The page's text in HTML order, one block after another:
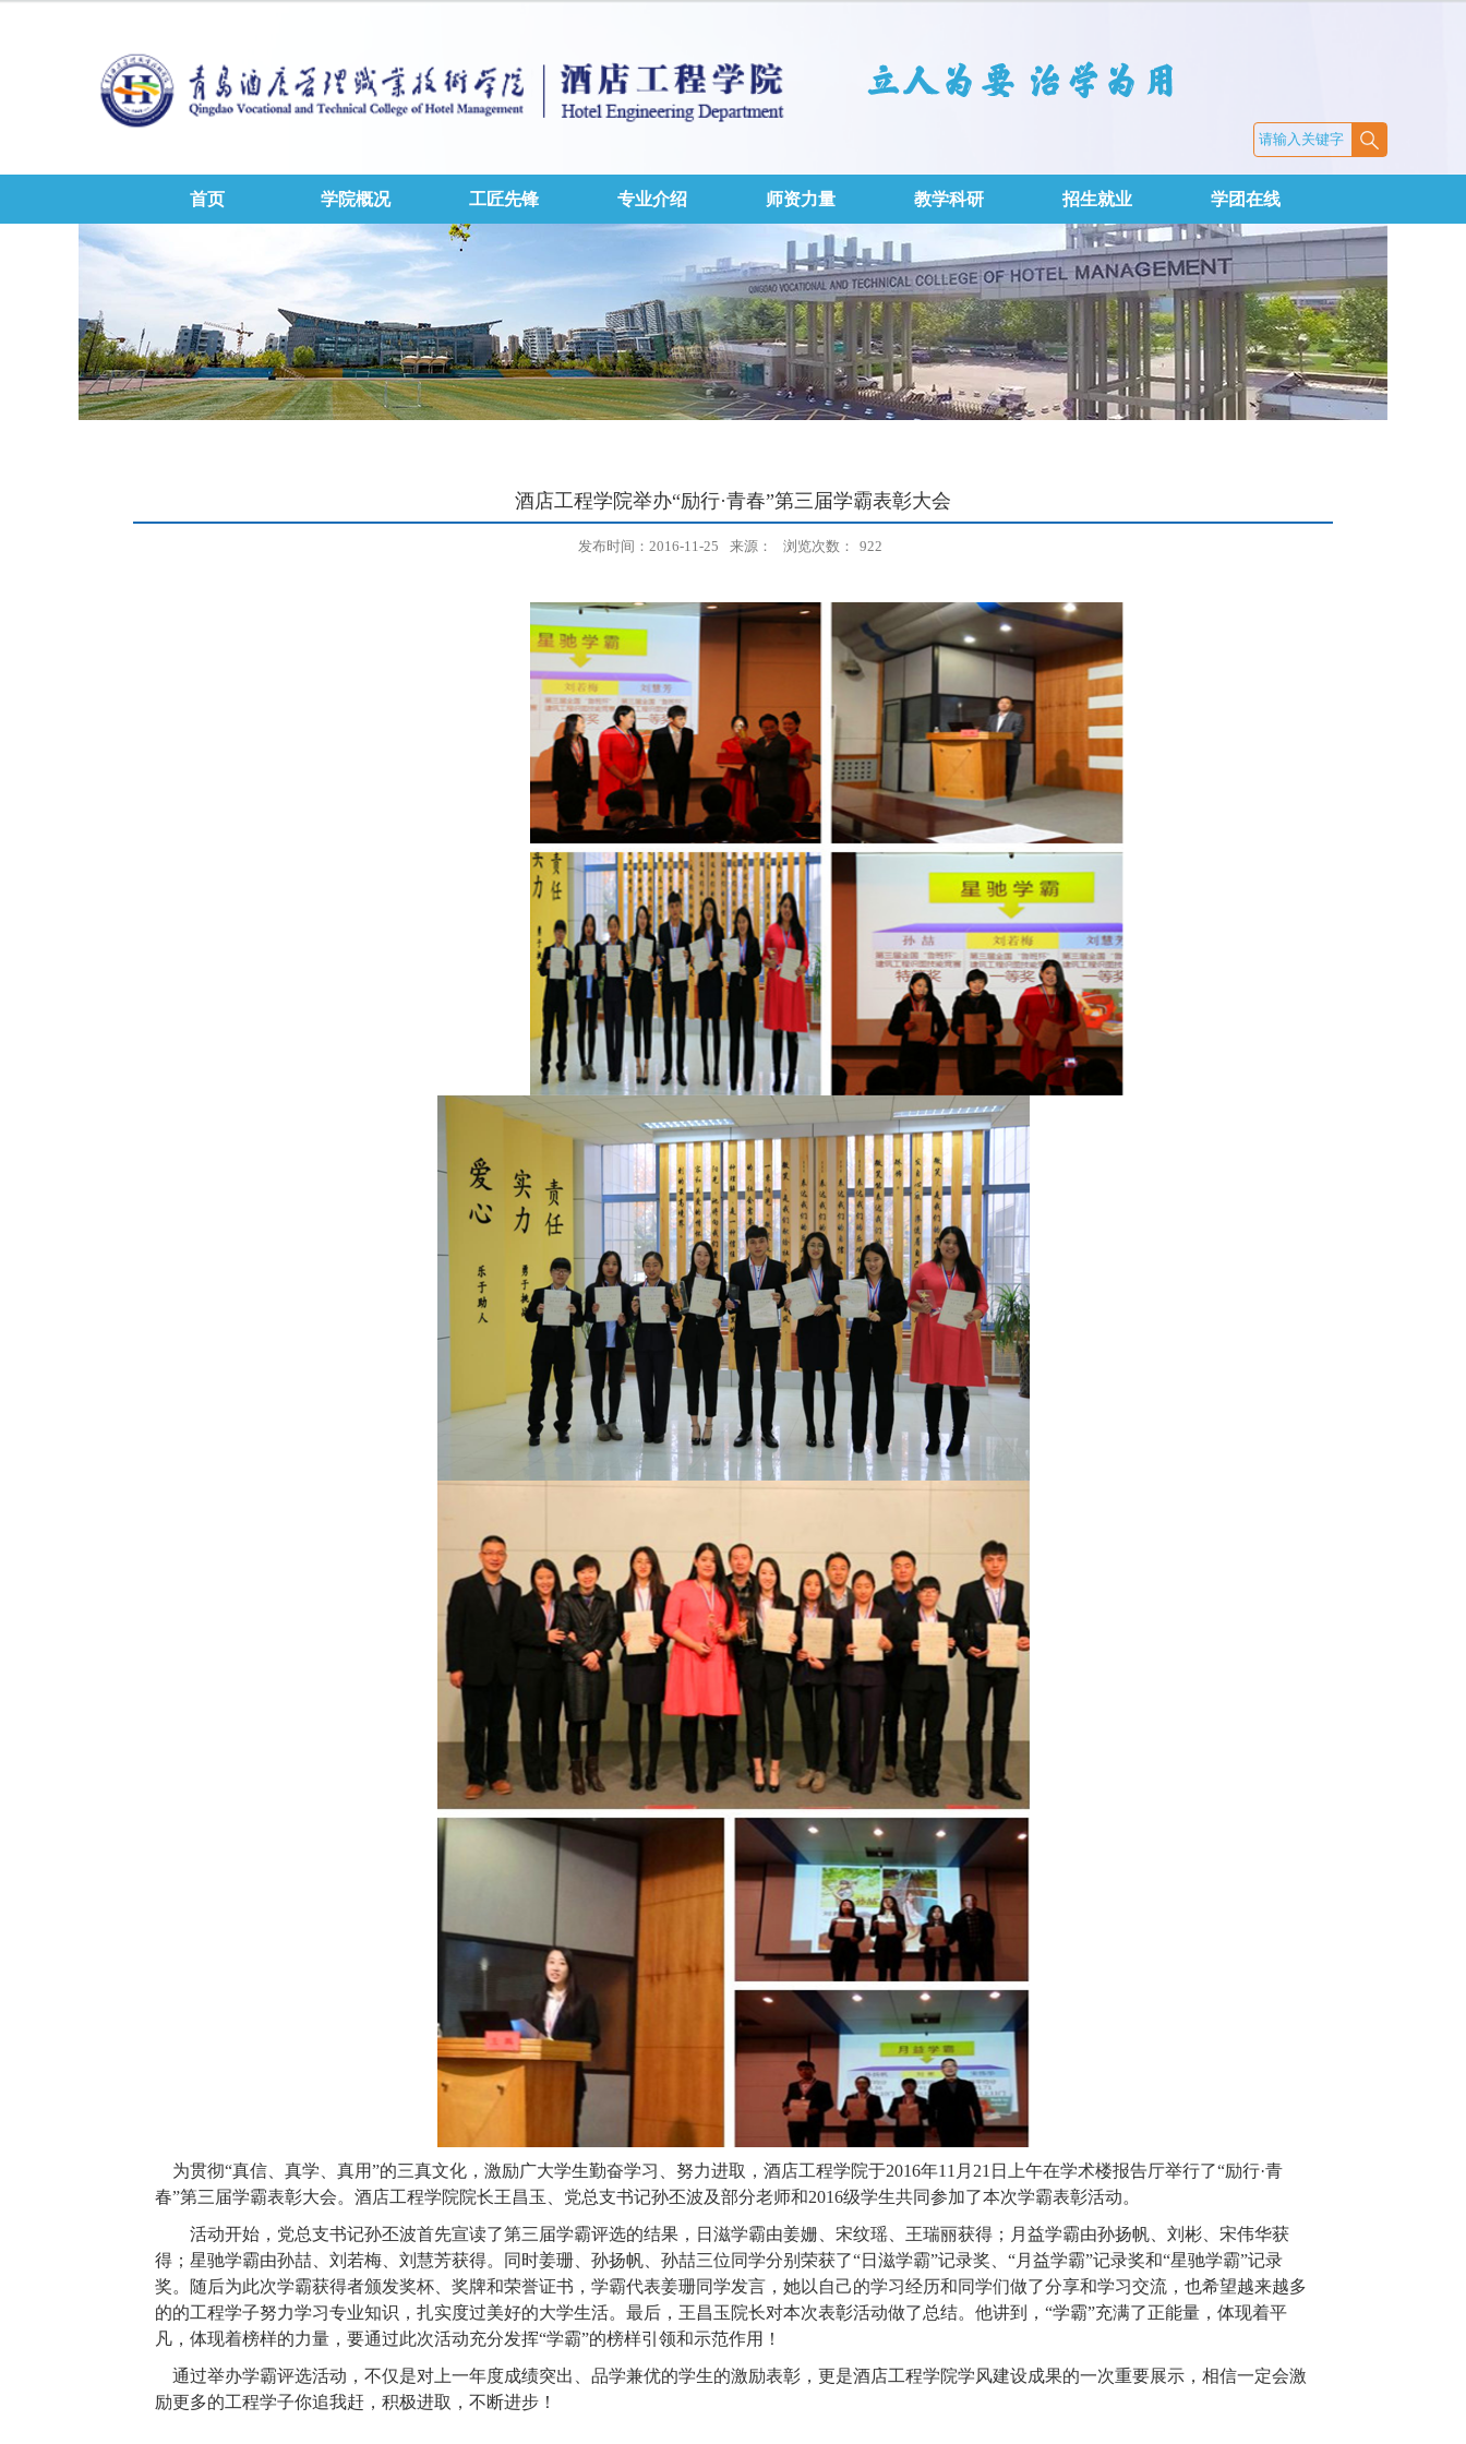
首页 学院概况 工匠先锋 专业介绍 师资力量 教学科研 招生就业 学团在线
酒店工程学院举办“励行·青春”第三届学霸表彰大会
发布时间：2016-11-25 来源： 浏览次数： 922
为贯彻“真信、真学、真用”的三真文化，激励广大学生勤奋学习、努力进取，酒店工程学院于2016年11 月 21 日上午在学术楼报告厅举行了“励行·青
春”第三届学霸表彰大会。酒店工程学院院长王昌玉、党总支书记孙丕波及部分老师和2016级学生共同参加了本次学霸表彰活动。
活动开始，党总支书记孙丕波首先宣读了第三届学霸评选的结果，日滋学霸由姜姗、宋纹瑶、王瑞丽获得；月益学霸由孙扬帆、刘彬、宋伟华获
得；星驰学霸由孙喆、刘若梅、刘慧芳获得。同时姜珊、孙扬帆、孙喆三位同学分别荣获了“日滋学霸”记录奖、“月益学霸”记录奖和“星驰学霸”记录
奖。随后为此次学霸获得者颁发奖杯、奖牌和荣誉证书，学霸代表姜珊同学发言，她以自己的学习经历和同学们做了分享和学习交流，也希望越来越多
的的工程学子努力学习专业知识，扎实度过美好的大学生活。最后，王昌玉院长对本次表彰活动做了总结。他讲到，“学霸”充满了正能量，体现着平
凡，体现着榜样的力量，要通过此次活动充分发挥“学霸”的榜样引领和示范作用！
通过举办学霸评选活动，不仅是对上一年度成绩突出、品学兼优的学生的激励表彰，更是酒店工程学院学风建设成果的一次重要展示，相信一定会激
励更多的工程学子你追我赶，积极进取，不断进步！